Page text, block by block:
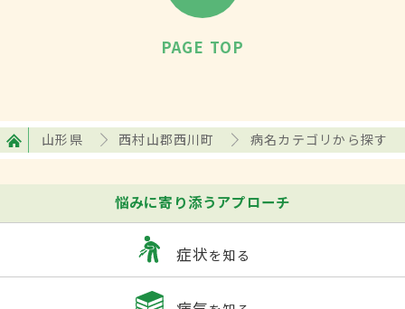
PAGE TOP
山形県 西村山郡西川町 病名カテゴリから探す
悩みに寄り添うアプローチ
症状を知る